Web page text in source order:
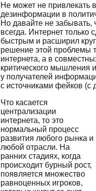
Не может не привлекать
дезинформации в
Но давайте не забывать,
всегда. Интернет только
быстрым и расширил
решение этой проблемы
интернета, а в
критического мышления
у получателей
с источниками фейков (с
Что касается
централизации
интернета, то это
нормальный процесс
развития любого рынка и
любой отрасли. На
ранних стадиях, когда
происходит бурный рост,
появляется множество
равноценных игроков,